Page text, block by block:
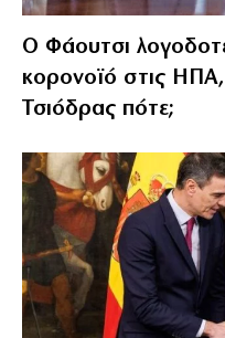
Ο Φάουτσι
κορονοϊό στις
Τσιόδρας πότε;